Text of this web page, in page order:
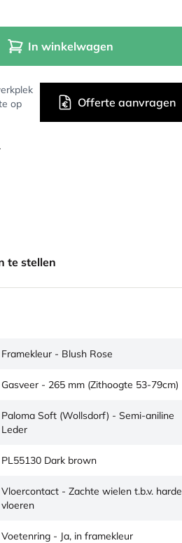
In winkelwagen
op
Offerte aanvragen
te stellen
Framekleur - Blush Rose
Gasveer - 265 mm (Zithoogte 53-79cm)
Paloma Soft (Wollsdorf) - Semi-aniline
Leder
PL55130 Dark brown
Vloercontact - Zachte wielen t.b.v. harde
vloeren
Voetenring - Ja, in framekleur